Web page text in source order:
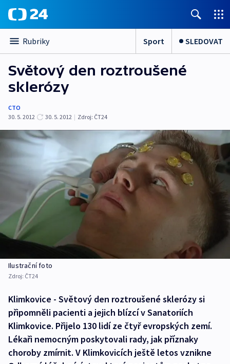
Rubriky Sport SLEDOVAT
Světový den roztroušené
sklerózy
CTO
30. 5. 2012
30. 5. 2012 | Zdroj: ČT24
Ilustrační foto
Zdroj: ČT24
Klimkovice - Světový den roztroušené sklerózy si
připomněli pacienti a jejich blízcí v Sanatoriích
Klimkovice. Přijelo 130 lidí ze čtyř evropských zemí.
Lékaři nemocným poskytovali rady, jak příznaky
choroby zmírnit. V Klimkovicích ještě letos vznikne